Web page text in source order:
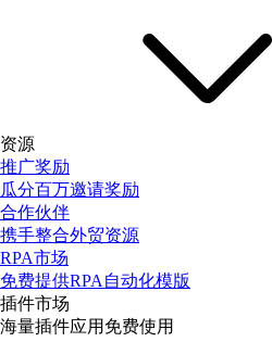
资源
推广奖励
瓜分百万邀请奖励
合作伙伴
携手整合外贸资源
RPA市场
免费提供RPA自动化模版
插件市场
海量插件应用免费使用